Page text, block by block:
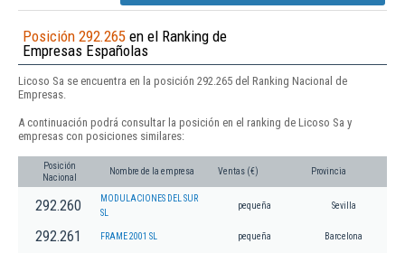
Posición 292.265 en el Ranking de
Empresas Españolas
Licoso Sa se encuentra en la posición 292.265 del Ranking Nacional de
Empresas.
A continuación podrá consultar la posición en el ranking de Licoso Sa y
empresas con posiciones similares:
Posición
Nacional
Nombre de la empresa Ventas (€) Provincia
292.260
MODULACIONES DEL SUR
SL
pequeña Sevilla
292.261 FRAME 2001 SL pequeña Barcelona